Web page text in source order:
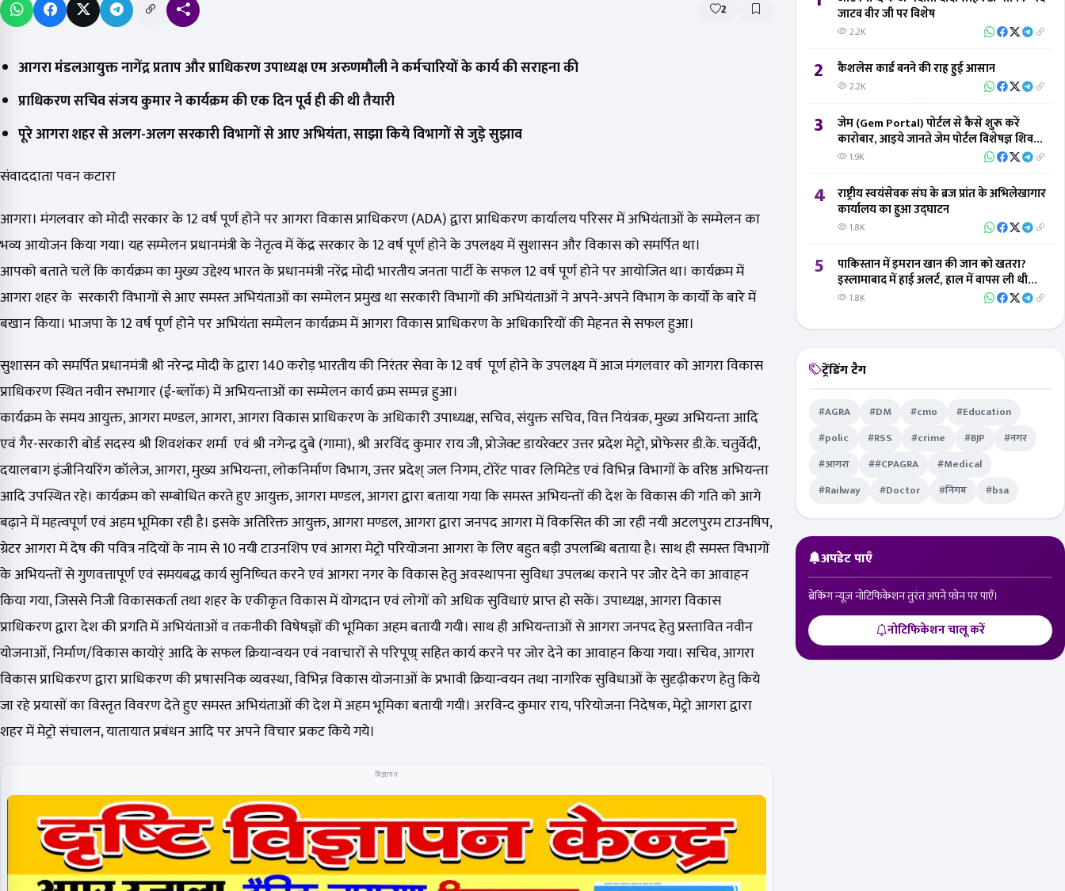
2
आगरा मंडलआयुक्त नागेंद्र प्रताप और प्राधिकरण उपाध्यक्ष एम अरुणमौली ने कर्मचारियों के कार्य की सराहना की
प्राधिकरण सचिव संजय कुमार ने कार्यक्रम की एक दिन पूर्व ही की थी तैयारी
पूरे आगरा शहर से अलग-अलग सरकारी विभागों से आए अभियंता, साझा किये विभागों से जुड़े सुझाव
संवाददाता पवन कटारा
आगरा। मंगलवार को मोदी सरकार के 12 वर्ष पूर्ण होने पर आगरा विकास प्राधिकरण (ADA) द्वारा प्राधिकरण कार्यालय परिसर में अभियंताओं के सम्मेलन का
भव्य आयोजन किया गया। यह सम्मेलन प्रधानमंत्री के नेतृत्व में केंद्र सरकार के 12 वर्ष पूर्ण होने के उपलक्ष्य में सुशासन और विकास को समर्पित था।
आपको बताते चलें कि कार्यक्रम का मुख्य उद्देश्य भारत के प्रधानमंत्री नरेंद्र मोदी भारतीय जनता पार्टी के सफल 12 वर्ष पूर्ण होने पर आयोजित था। कार्यक्रम में
आगरा शहर के सरकारी विभागों से आए समस्त अभियंताओं का सम्मेलन प्रमुख था सरकारी विभागों की अभियंताओं ने अपने-अपने विभाग के कार्यों के बारे में
बखान किया। भाजपा के 12 वर्ष पूर्ण होने पर अभियंता सम्मेलन कार्यक्रम में आगरा विकास प्राधिकरण के अधिकारियों की मेहनत से सफल हुआ।
सुशासन को समर्पित प्रधानमंत्री श्री नरेन्द्र माेदी के द्वारा 140 कराेड़ भारतीय की निरंतर सेवा के 12 वर्ष पूर्ण हाेने के उपलक्ष्य में आज मंगलवार काे आगरा विकास
प्राधिकरण स्थित नवीन सभागार (ई-ब्लाॅक) में अभियन्ताओं का सम्मेलन कार्य क्रम सम्पन्न हुआ।
कार्यक्रम के समय आयुक्त, आगरा मण्डल, आगरा, आगरा विकास प्राधिकरण के अधिकारी उपाध्यक्ष, सचिव, संयुक्त सचिव, वित्त नियंत्रक, मुख्य अभियन्ता आदि
एवं गैर-सरकारी बाेर्ड सदस्य श्री शिवशंकर शर्मा एवं श्री नगेन्द्र दुबे (गामा), श्री अरविंद कुमार राय जी, प्रोजेक्ट डायरेक्टर उत्तर प्रदेश मेट्रो, प्राेफेसर डी.के. चतुर्वेदी,
दयालबाग इंजीनियरिंग कॉलेज, आगरा, मुख्य अभियन्ता, लाेकनिर्माण विभाग, उत्तर प्रदेश् जल निगम, टाेरेंट पावर लिमिटेड एवं विभिन्न विभागाें के वरिष्ठ अभियन्ता
आदि उपस्थित रहे। कार्यक्रम काे सम्बाेधित करते हुए आयुक्त, आगरा मण्डल, आगरा द्वारा बताया गया कि समस्त अभियन्ताें की देश के विकास की गति को आगे
बढ़ाने में महत्वपूर्ण एवं अहम भूमिका रही है। इसके अतिरिक्त आयुक्त, आगरा मण्डल, आगरा द्वारा जनपद आगरा में विकसित की जा रही नयी अटलपुरम टाउनषिप,
ग्रेटर आगरा में देष की पवित्र नदियाें के नाम से 10 नयी टाउनशिप एवं आगरा मेट्राे परियोजना आगरा के लिए बहुत बड़ी उपलब्धि बताया है। साथ ही समस्त विभागों
के अभियन्ताें से गुणवत्तापूर्ण एवं समयबद्ध कार्य सुनिष्चित करने एवं आगरा नगर के विकास हेतु अवस्थापना सुविधा उपलब्ध कराने पर जोेर देने का आवाहन
किया गया, जिससे निजी विकासकर्ता तथा शहर के एकीकृत विकास में याेगदान एवं लोगों काे अधिक सुविधाएं प्राप्त हाे सकें। उपाध्यक्ष, आगरा विकास
प्राधिकरण द्वारा देश की प्रगति में अभियंताओं व तकनीकी विषेषज्ञाें की भूमिका अहम बतायी गयी। साथ ही अभियन्ताओं से आगरा जनपद हेतु प्रस्तावित नवीन
योजनाओं, निर्माण/विकास कायाेर्ं आदि के सफल क्रियान्वयन एवं नवाचाराें से परिपूण्र् सहित कार्य करने पर जोर देने का आवाहन किया गया। सचिव, आगरा
विकास प्राधिकरण द्वारा प्राधिकरण की प्रषासनिक व्यवस्था, विभिन्न विकास योजनाओं के प्रभावी क्रियान्वयन तथा नागरिक सुविधाओं के सुदृढ़ीकरण हेतु किये
जा रहे प्रयासाें का विस्तृत विवरण देते हुए समस्त अभियंताओं की देश में अहम भूमिका बतायी गयी। अरविन्द कुमार राय, परियाेजना निदेषक, मेट्रो आगरा द्वारा
शहर में मेट्राे संचालन, यातायात प्रबंधन आदि पर अपने विचार प्रकट किये गये।
विज्ञापन
जाटव वीर जी पर विशेष
2.2K
2 कैशलेस कार्ड बनने की राह हुई आसान
2.2K
3
जेम (Gem Portal) पोर्टल से कैसे शुरू करें
कारोबार, आइये जानते जेम पोर्टल विशेषज्ञ शिवम्
तिवारी से
1.9K
4
राष्ट्रीय स्वयंसेवक संघ के ब्रज प्रांत के अभिलेखागार
कार्यालय का हुआ उद्घाटन
1.8K
5
पाकिस्तान में इमरान खान की जान को खतरा?
इस्लामाबाद में हाई अलर्ट, हाल में वापस ली थी
सुरक्षा
1.8K
ट्रेंडिंग टैग
#AGRA #DM #cmo
#Education
#polic
#RSS #crime #BJP
#नगर
#आगरा
##CPAGRA
#Medical
#Railway
#Doctor #निगम #bsa
अपडेट पाएँ
ब्रेकिंग न्यूज़ नोटिफिकेशन तुरंत अपने फ़ोन पर पाएँ।
नोटिफिकेशन चालू करें